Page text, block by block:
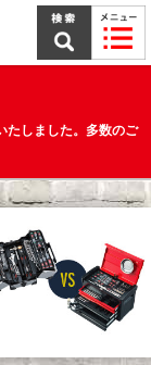
たしました。多数のご